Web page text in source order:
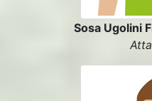
Sosa Ugolini